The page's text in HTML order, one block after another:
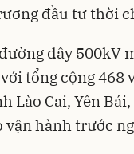
đầu tư thời
dây 500kV
tổng cộng
Lào Cai, Yên
vận hành trước